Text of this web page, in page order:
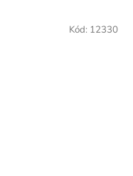
Kód: 12330